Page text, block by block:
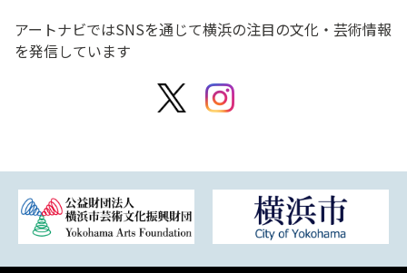
アートナビではSNSを通じて横浜の注目の文化・芸術情報
を発信しています